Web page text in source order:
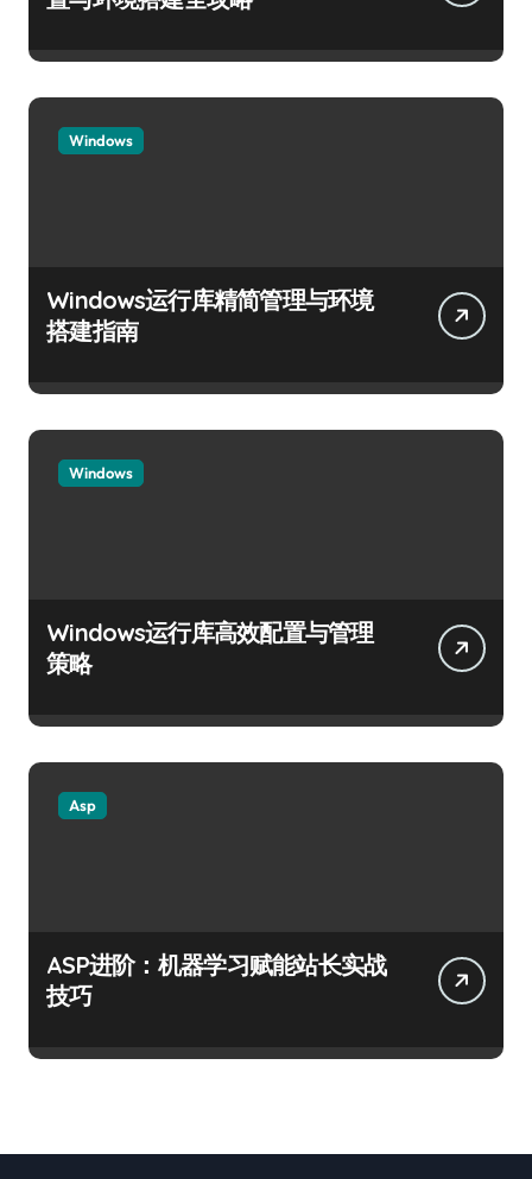
Windows
Windows运行库精简管理与环境
搭建指南
Windows
Windows运行库高效配置与管理
策略
Asp
ASP进阶：机器学习赋能站长实战
技巧